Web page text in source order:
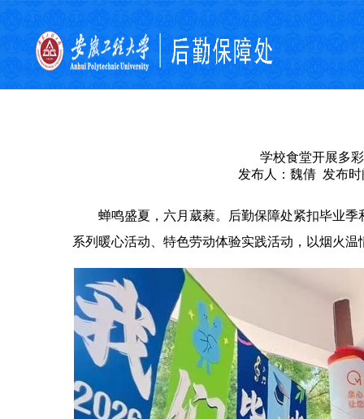
学校食堂开展多
发布人：魏倩 发布
蝉鸣盛夏，六月葳蕤。后勤保障处紧扣毕业
系列暖心活动、特色劳动体验实践活动，以烟火